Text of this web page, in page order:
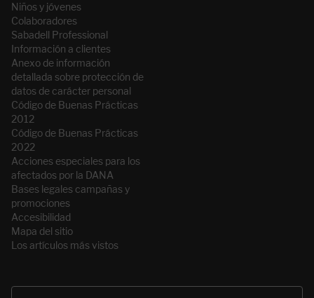
Niños y jóvenes
Colaboradores
Sabadell Professional
Información a clientes
Anexo de información
detallada sobre protección de
datos de carácter personal
Código de Buenas Prácticas
2012
Código de Buenas Prácticas
2022
Acciones especiales para los
afectados por la DANA
Bases legales campañas y
promociones
Accesibilidad
Mapa del sitio
Los artículos más vistos